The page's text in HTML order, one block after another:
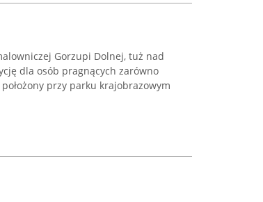
Gorzupi Dolnej, tuż nad
dla osób pragnących zarówno
przy parku krajobrazowym